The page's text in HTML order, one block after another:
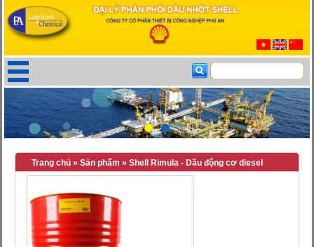
Trang chủ » Sản phẩm » Shell Rimula - Dầu động cơ diesel